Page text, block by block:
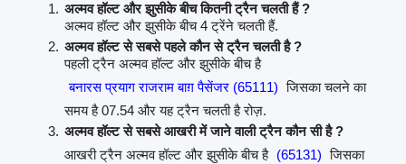
अल्मव हॉल्ट और झुसीके बीच कितनी ट्रैन चलती हैं ?
अल्मव हॉल्ट और झुसीके बीच 4 ट्रेंने चलती हैं.
अल्मव हॉल्ट से सबसे पहले कौन से ट्रैन चलती है ?
पहली ट्रैन अल्मव हॉल्ट और झुसीके बीच है
बनारस प्रयाग राजराम बाग़ पैसेंजर (65111) जिसका चलने का
समय है 07.54 और यह ट्रैन चलती है रोज़.
अल्मव हॉल्ट से सबसे आखरी में जाने वाली ट्रैन कौन सी है ?
आखरी ट्रैन अल्मव हॉल्ट और झुसीके बीच है (65131) जिसका